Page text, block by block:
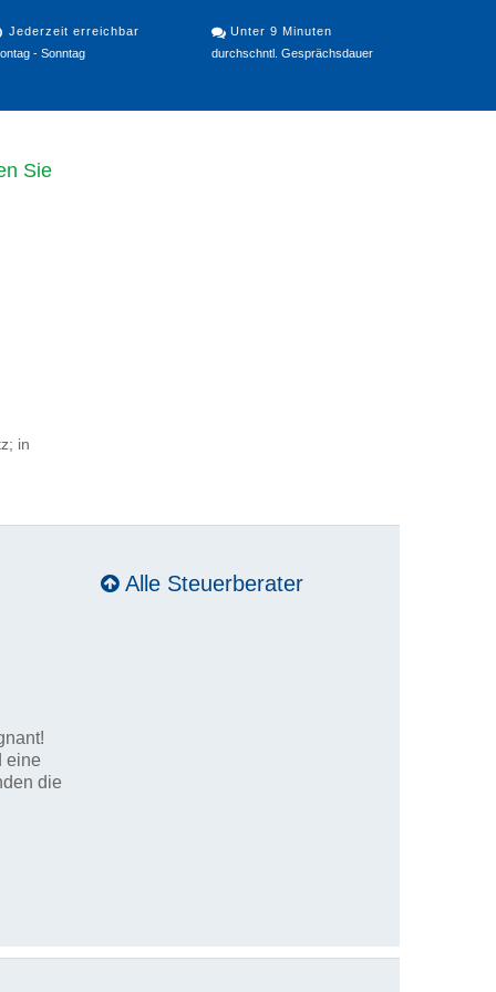
Jederzeit erreichbar
- Sonntag
Unter 9 Minuten
durchschntl. Gesprächsdauer
Sie
in
eine
die
Alle Steuerberater